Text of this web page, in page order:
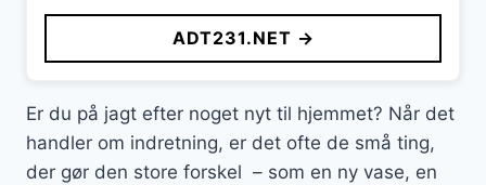
ADT231.NET →
Er du på jagt efter noget nyt til hjemmet? Når det
handler om indretning, er det ofte de små ting,
der gør den store forskel – som en ny vase, en